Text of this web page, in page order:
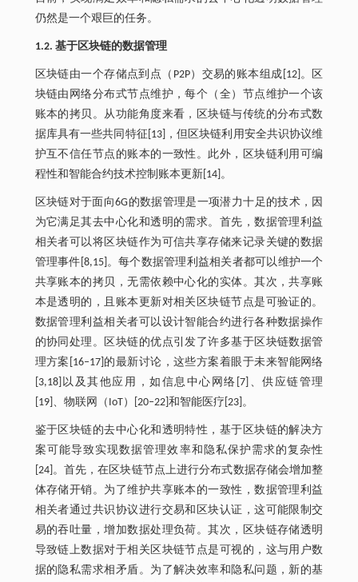
仍然是一个艰巨的任务。
1.2. 基于区块链的数据管理
区块链由一个存储点到点（P2P）交易的账本组成[12]。区
块链由网络分布式节点维护，每个（全）节点维护一个该
账本的拷贝。从功能角度来看，区块链与传统的分布式数
据库具有一些共同特征[13]，但区块链利用安全共识协议维
护互不信任节点的账本的一致性。此外，区块链利用可编
程性和智能合约技术控制账本更新[14]。
区块链对于面向6G的数据管理是一项潜力十足的技术，因
为它满足其去中心化和透明的需求。首先，数据管理利益
相关者可以将区块链作为可信共享存储来记录关键的数据
管理事件[8,15]。每个数据管理利益相关者都可以维护一个
共享账本的拷贝，无需依赖中心化的实体。其次，共享账
本是透明的，且账本更新对相关区块链节点是可验证的。
数据管理利益相关者可以设计智能合约进行各种数据操作
的协同处理。区块链的优点引发了许多基于区块链数据管
理方案[16‒17]的最新讨论，这些方案着眼于未来智能网络
[3,18]以及其他应用，如信息中心网络[7]、供应链管理
[19]、物联网（IoT）[20‒22]和智能医疗[23]。
鉴于区块链的去中心化和透明特性，基于区块链的解决方
案可能导致实现数据管理效率和隐私保护需求的复杂性
[24]。首先，在区块链节点上进行分布式数据存储会增加整
体存储开销。为了维护共享账本的一致性，数据管理利益
相关者通过共识协议进行交易和区块认证，这可能限制交
易的吞吐量，增加数据处理负荷。其次，区块链存储透明
导致链上数据对于相关区块链节点是可视的，这与用户数
据的隐私需求相矛盾。为了解决效率和隐私问题，新的基